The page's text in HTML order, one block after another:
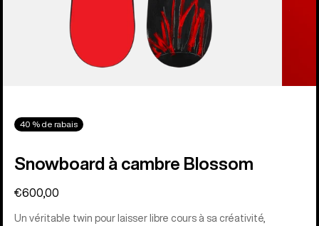
40 % de rabais
Snowboard à cambre Blossom
€600,00
Un véritable twin pour laisser libre cours à sa créativité,